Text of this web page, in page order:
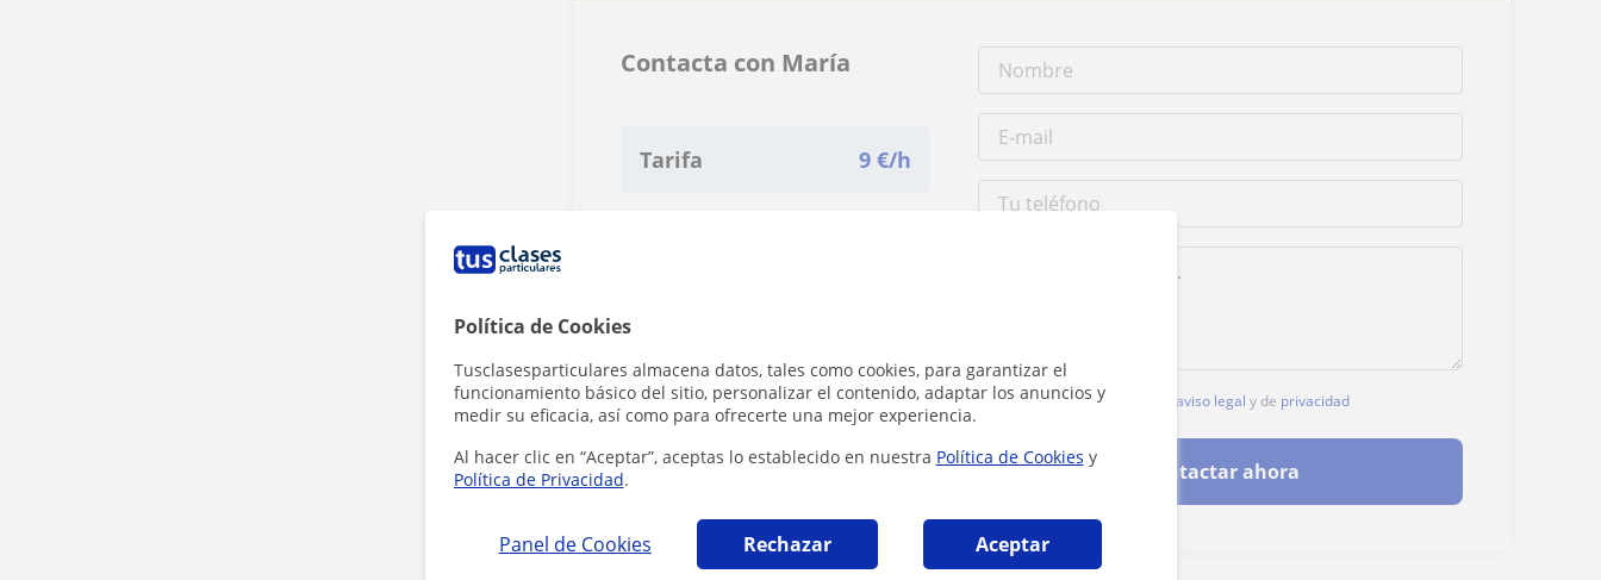
Política de Cookies
Tusclasesparticulares almacena datos, tales como cookies, para garantizar el
funcionamiento básico del sitio, personalizar el contenido, adaptar los anuncios y
medir su eficacia, así como para ofrecerte una mejor experiencia.
Al hacer clic en “Aceptar”, aceptas lo establecido en nuestra Política de Cookies y
Política de Privacidad.
Panel de Cookies Rechazar Aceptar
Contacta con María
Tarifa 9 €/h
Al hacer clic, aceptas nuestro aviso legal y de privacidad
Contactar ahora